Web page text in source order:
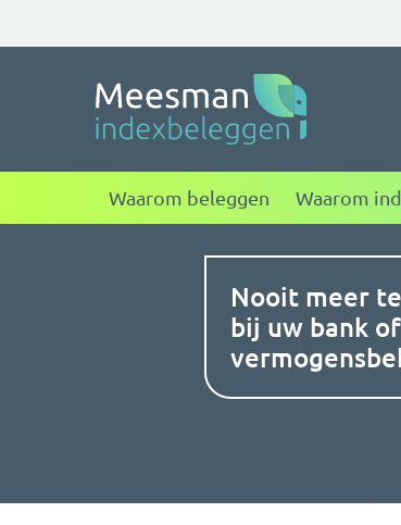
Meesman
Waarom beleggen Waarom
Nooit meer
bij uw bank of